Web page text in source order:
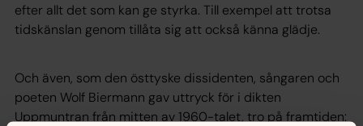
efter allt det som kan ge styrka. Till exempel att trotsa
tidskänslan genom tillåta sig att också känna glädje.
Och även, som den östtyske dissidenten, sångaren och
poeten Wolf Biermann gav uttryck för i dikten
Uppmuntran från mitten av 1960-talet, tro på framtiden: